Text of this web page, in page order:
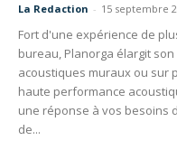
La Redaction - 15 septembre
Fort d'une expérience de
bureau, Planorga élargit
acoustiques muraux ou sur
haute performance
une réponse à vos besoins
de...